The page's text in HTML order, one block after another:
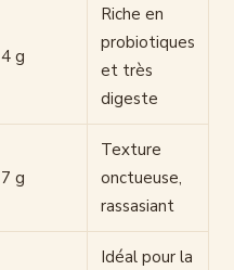
4 g
Riche en
probiotiques
et très
digeste
7 g
Texture
onctueuse,
rassasiant
Idéal pour la